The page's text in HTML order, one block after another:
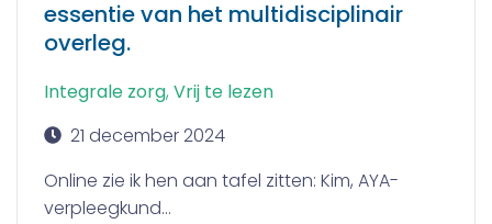
essentie van het multidisciplinair
overleg.
Integrale zorg, Vrij te lezen
21 december 2024
Online zie ik hen aan tafel zitten: Kim, AYA-
verpleegkund...